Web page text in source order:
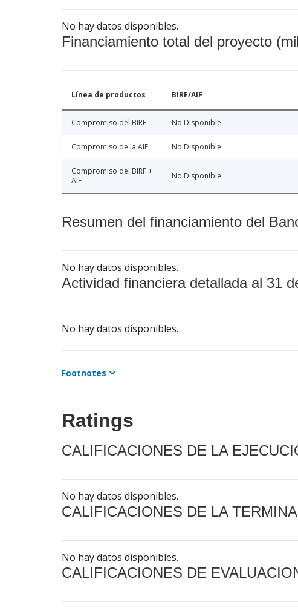
No hay datos disponibles.
Financiamiento total del proyecto
Línea de productos BIRF/AIF
Compromiso del BIRF No Disponible
Compromiso de la AIF No Disponible
Compromiso del BIRF +
AIF
No Disponible
Resumen del financiamiento del
No hay datos disponibles.
Actividad financiera detallada al 31
No hay datos disponibles.
Footnotes
Ratings
CALIFICACIONES DE LA
No hay datos disponibles.
CALIFICACIONES DE LA
No hay datos disponibles.
CALIFICACIONES DE